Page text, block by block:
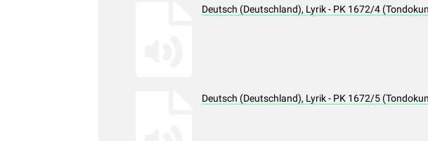
Deutsch (Deutschland), Lyrik - PK 1672/4
Deutsch (Deutschland), Lyrik - PK 1672/5